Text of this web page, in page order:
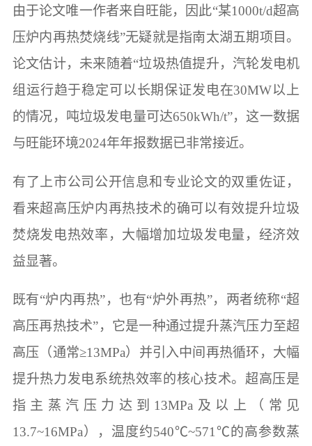
由于论文唯一作者来自旺能，因此“某1000t/d超高
压炉内再热焚烧线”无疑就是指南太湖五期项目。
论文估计，未来随着“垃圾热值提升，汽轮发电机
组运行趋于稳定可以长期保证发电在30MW以上
的情况，吨垃圾发电量可达650kWh/t”，这一数据
与旺能环境2024年年报数据已非常接近。
有了上市公司公开信息和专业论文的双重佐证，
看来超高压炉内再热技术的确可以有效提升垃圾
焚烧发电热效率，大幅增加垃圾发电量，经济效
益显著。
既有“炉内再热”，也有“炉外再热”，两者统称“超
高压再热技术”，它是一种通过提升蒸汽压力至超
高压（通常≥13MPa）并引入中间再热循环，大幅
提升热力发电系统热效率的核心技术。超高压是
指主蒸汽压力达到13MPa及以上（常见
13.7~16MPa），温度约540℃~571℃的高参数蒸